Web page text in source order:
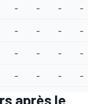
- - - -
- - - -
- - - -
- - - -
après le